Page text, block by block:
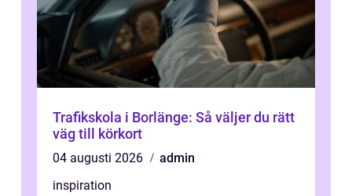
Trafikskola i Borlänge: Så väljer du rätt
väg till körkort
04 augusti 2026
admin
inspiration